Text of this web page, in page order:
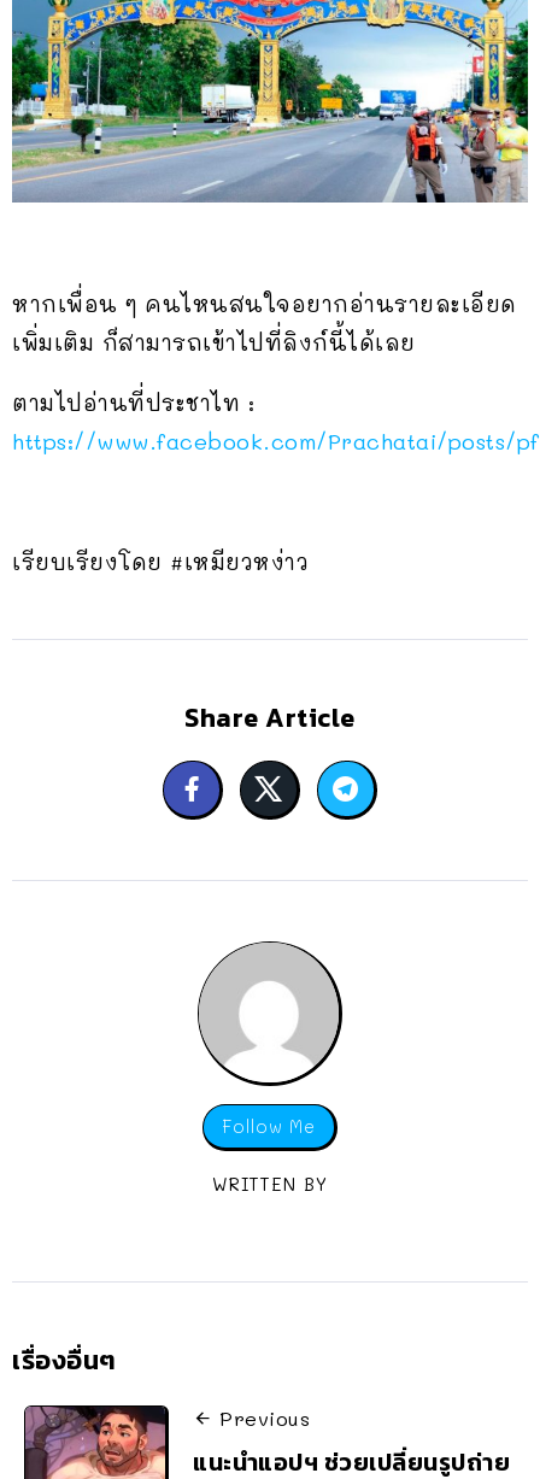
หากเพื่อน ๆ คนไหนสนใจอยากอ่านรายละเอียด
เพิ่มเติม ก็สามารถเข้าไปที่ลิงก์นี้ได้เลย
ตามไปอ่านที่ประชาไท :
https://www.facebook.com/Prachatai/posts/
เรียบเรียงโดย #เหมียวหง่าว
Share Article
Follow Me
WRITTEN BY
เรื่องอื่นๆ
Previous
แนะนำแอปฯ ช่วยเปลี่ยนรูปถ่าย